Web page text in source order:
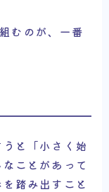
むのが、一番
と「小さく始
ことがあって
踏み出すこと